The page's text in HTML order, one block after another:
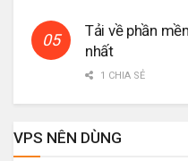
Tải về phần
nhất
1 CHIA SẺ
VPS NÊN DÙNG